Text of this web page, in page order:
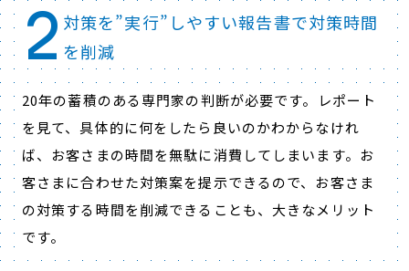
2 対策を”実行”しやすい報告書で対策時間
を削減
20年の蓄積のある専門家の判断が必要です。レポート
を見て、具体的に何をしたら良いのかわからなけれ
ば、お客さまの時間を無駄に消費してしまいます。お
客さまに合わせた対策案を提示できるので、お客さま
の対策する時間を削減できることも、大きなメリット
です。